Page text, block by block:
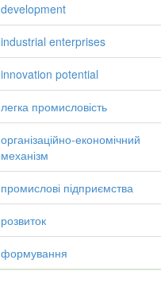
development
industrial enterprises
innovation potential
легка промисловість
організаційно-економічний
механізм
промислові підприємства
розвиток
формування